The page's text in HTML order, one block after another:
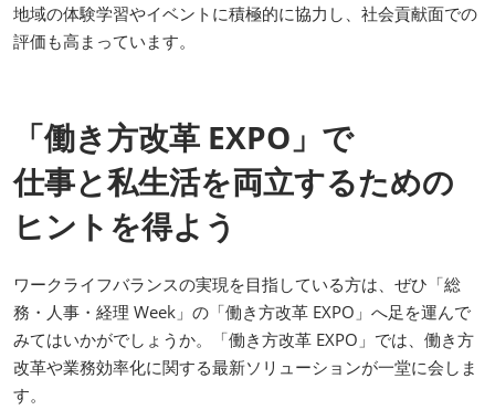
地域の体験学習やイベントに積極的に協力し、社会貢献面での
評価も高まっています。
「働き方改革 EXPO」で
仕事と私生活を両立するための
ヒントを得よう
ワークライフバランスの実現を目指している方は、ぜひ「総
務・人事・経理 Week」の「働き方改革 EXPO」へ足を運んで
みてはいかがでしょうか。「働き方改革 EXPO」では、働き方
改革や業務効率化に関する最新ソリューションが一堂に会しま
す。